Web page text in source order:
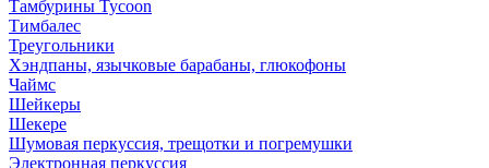
Тамбурины Tycoon
Тимбалес
Треугольники
Хэндпаны, язычковые барабаны, глюкофоны
Чаймс
Шейкеры
Шекере
Шумовая перкуссия, трещотки и погремушки
Электронная перкуссия